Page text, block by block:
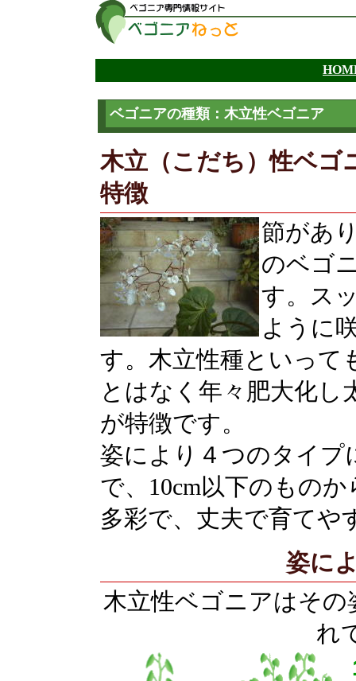
ベゴニアの種類：木立性ベゴニア
木立（こだち）性ベゴ
特徴
節があ
のベゴ
す。ス
ように
す。木立性種といって
とはなく年々肥大化
が特徴です。
姿により４つのタイプ
で、10cm以下のもの
多彩で、丈夫で育てや
姿に
木立性ベゴニアはそ
れ